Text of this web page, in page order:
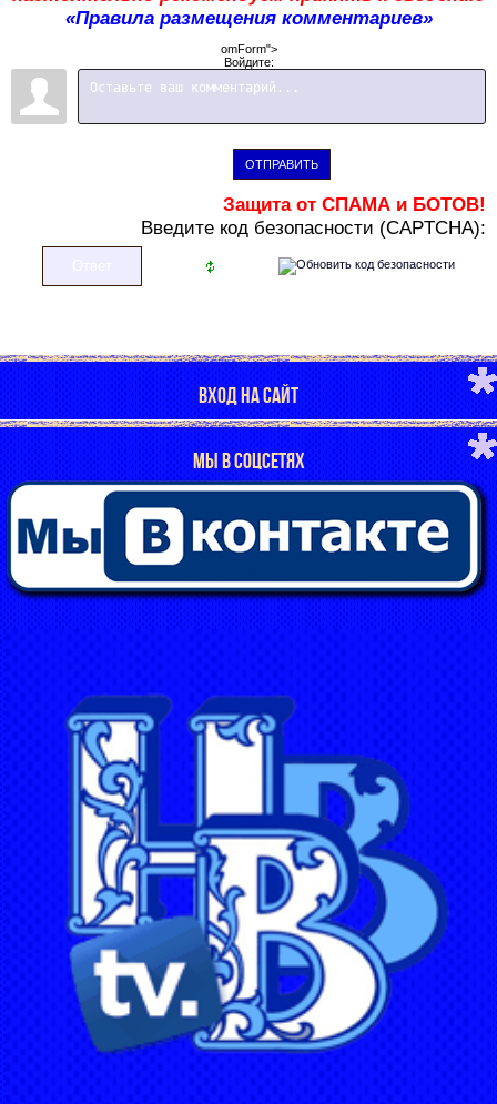
«Правила размещения комментариев»
omForm">
Войдите:
ОТПРАВИТЬ
Защита от СПАМА и БОТОВ!
Введите код безопасности (CAPTCHA):
ВХОД НА САЙТ
МЫ В СОЦСЕТЯХ